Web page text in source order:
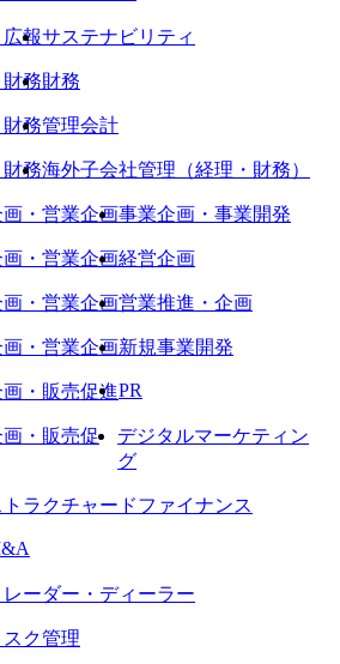
報サステナビリティ
務財務
務管理会計
務海外子会社管理（経理・財務）
・営業企画事業企画・事業開発
・営業企画経営企画
・営業企画営業推進・企画
・営業企画新規事業開発
・販売促進PR
・販売促
デジタルマーケティン
グ
トラクチャードファイナンス
レーダー・ディーラー
スク管理